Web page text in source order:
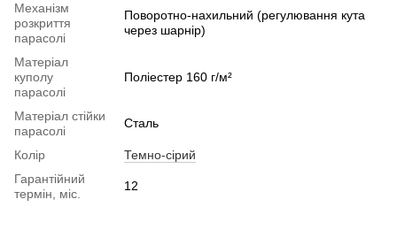
Механізм
розкриття
парасолі
Поворотно-нахильний (регулювання кута
через шарнір)
Матеріал
куполу
парасолі
Поліестер 160 г/м²
Матеріал стійки
парасолі
Сталь
Колір
Темно-сірий
Гарантійний
термін, міс.
12